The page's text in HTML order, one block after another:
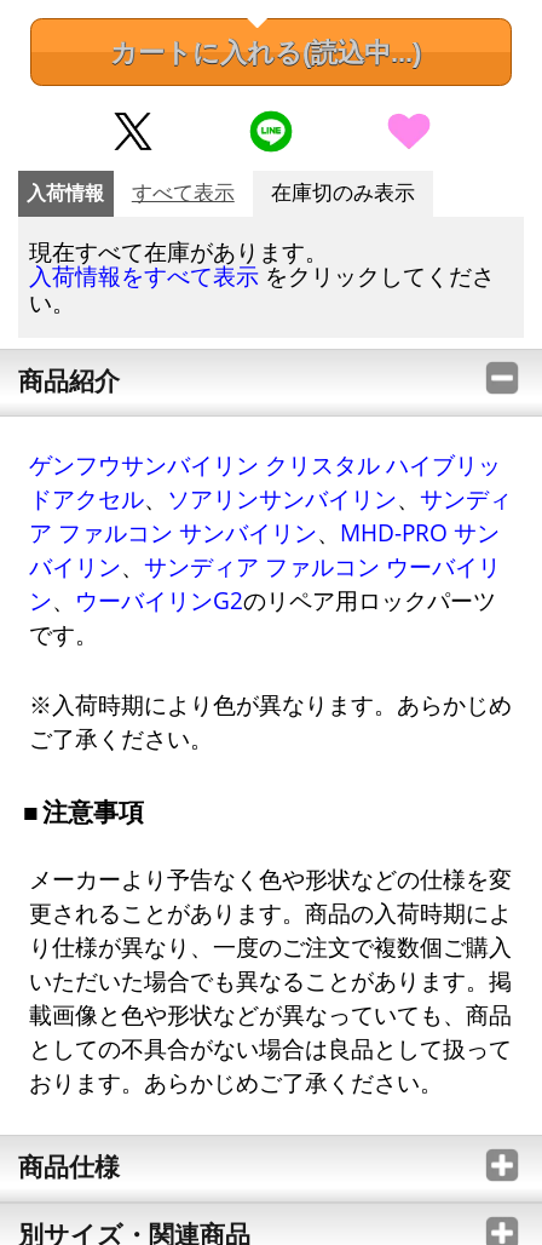
カートに入れる(読込中...)
入荷情報 すべて表示 在庫切のみ表示
現在すべて在庫があります。
入荷情報をすべて表示 をクリックしてくださ
い。
商品紹介
ゲンフウサンバイリン クリスタル ハイブリッ
ドアクセル、 ソアリンサンバイリン、サンディ
ア ファルコン サンバイリン、 MHD-PRO サン
バイリン、サンディア ファルコン ウーバイリ
ン、 ウーバイリンG2のリペア用ロックパーツ
です。
※入荷時期により色が異なります。あらかじめ
ご了承ください。
注意事項
メーカーより予告なく色や形状などの仕様を変
更されることがあります。商品の入荷時期によ
り仕様が異なり、一度のご注文で複数個ご購入
いただいた場合でも異なることがあります。掲
載画像と色や形状などが異なっていても、商品
としての不具合がない場合は良品として扱って
おります。あらかじめご了承ください。
商品仕様
別サイズ・関連商品